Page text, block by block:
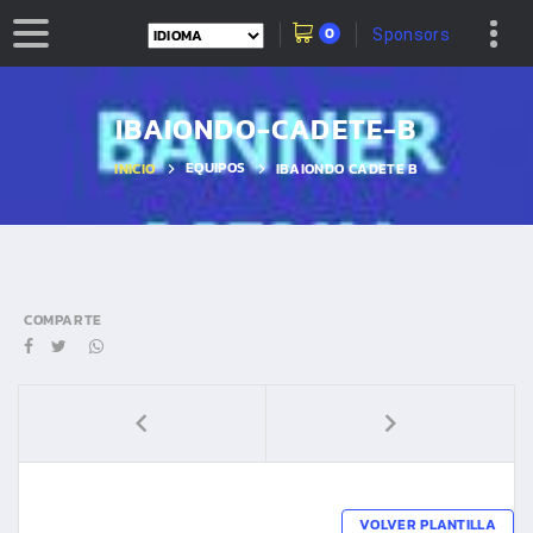
0 Sponsors
IBAIONDO-CADETE-B
INICIO EQUIPOS IBAIONDO CADETE B
COMPARTE
VOLVER PLANTILLA